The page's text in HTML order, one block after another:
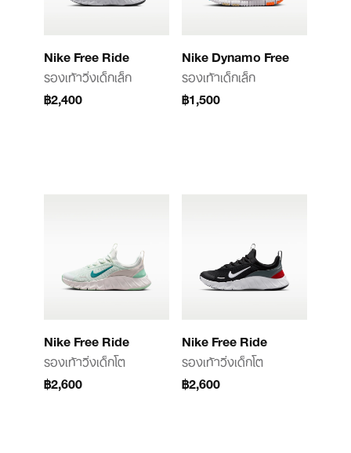
Nike Free Ride
รองเท้าวิ่งเด็กเล็ก
฿2,400
Nike Dynamo Free
รองเท้าเด็กเล็ก
฿1,500
Nike Free Ride
รองเท้าวิ่งเด็กโต
฿2,600
Nike Free Ride
รองเท้าวิ่งเด็กโต
฿2,600